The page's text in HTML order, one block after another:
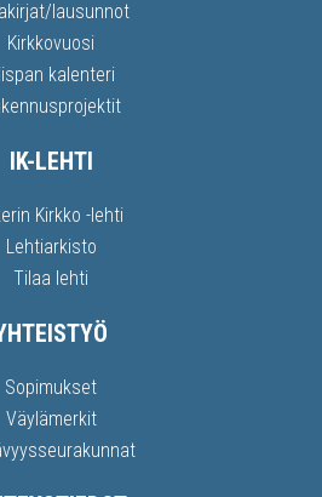
lausunnot
Kirkkovuosi
kalenteri
IK-LEHTI
Kirkko -lehti
Lehtiarkisto
Tilaa lehti
Sopimukset
Väylämerkit